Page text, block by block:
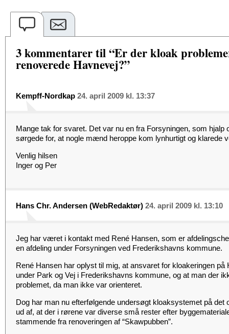
3 kommentarer til “Er der kloak
renoverede Havnevej?”
Kempff-Nordkap 24. april 2009 kl. 13:37
Mange tak for svaret. Det var nu en fra Forsyningen, som hjalp
sørgede for, at nogle mænd heroppe kom lynhurtigt og klarede
Venlig hilsen
Inger og Per
Hans Chr. Andersen (WebRedaktør) 24. april 2009 kl. 13:10
Jeg har været i kontakt med René Hansen, som er
en afdeling under Forsyningen ved Frederikshavns kommune.
René Hansen har oplyst til mig, at ansvaret for kloakeringen på
under Park og Vej i Frederikshavns kommune, og at man der
problemet, da man ikke var orienteret.
Dog har man nu efterfølgende undersøgt kloaksystemet på det
ud af, at der i rørene var diverse små rester efter
stammende fra renoveringen af “Skawpubben”.